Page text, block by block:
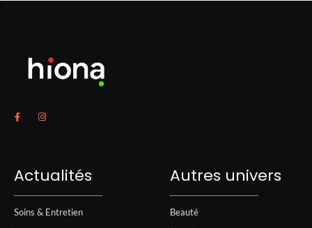
Actualités
Soins & Entretien
Autres univers
Beauté